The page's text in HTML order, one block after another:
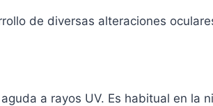
de diversas alteraciones
a rayos UV. Es habitual en la